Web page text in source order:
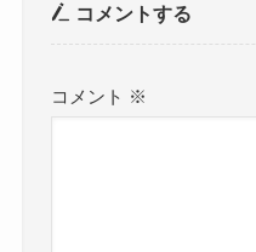
コメントする
コメント ※